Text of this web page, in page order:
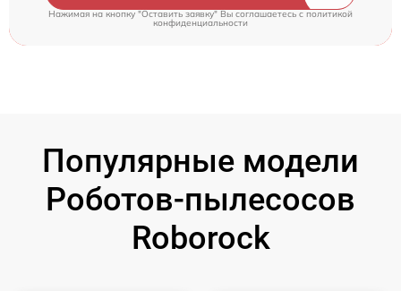
Нажимая на кнопку "Оставить заявку" Вы соглашаетесь cполитикой
конфиденциальности
Популярные модели
Роботов-пылесосов
Roborock